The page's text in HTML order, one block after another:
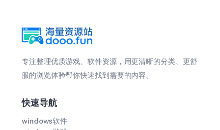
专注整理优质游戏、软件资源，用更清晰的分类、更舒
服的浏览体验帮你快速找到需要的内容。
快速导航
windows软件